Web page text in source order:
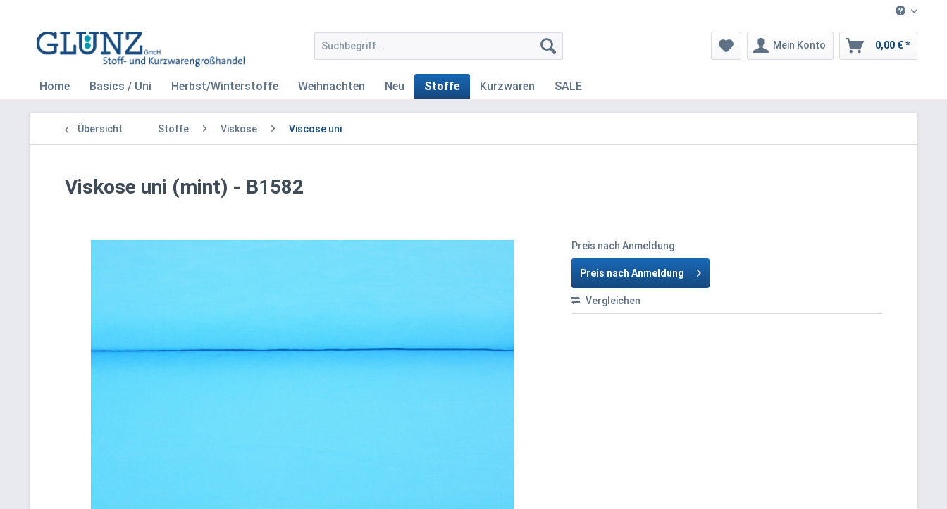
Mein Konto 0,00 € *
Home Basics / Uni Herbst/Winterstoffe Weihnachten Neu Stoffe Kurzwaren SALE
Übersicht Stoffe Viskose Viscose uni
Viskose uni (mint) - B1582
Preis nach Anmeldung
Preis nach Anmeldung
Vergleichen